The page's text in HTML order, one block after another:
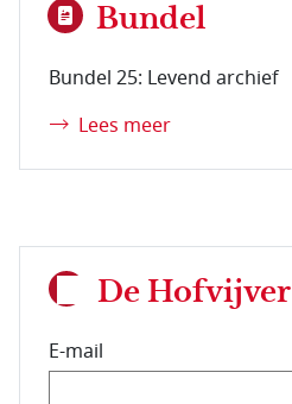
Bundel
Bundel 25: Levend archief
Lees meer
De Hofvijver
E-mail